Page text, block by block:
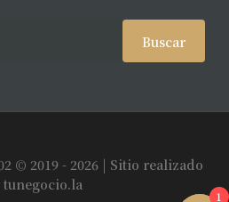
Buscar
© 2019 - 2026 | Sitio realizado
tunegocio.la
1